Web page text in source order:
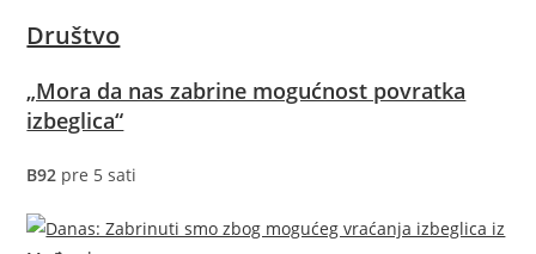
Društvo
„Mora da nas zabrine mogućnost povratka
izbeglica“
B92 pre 5 sati